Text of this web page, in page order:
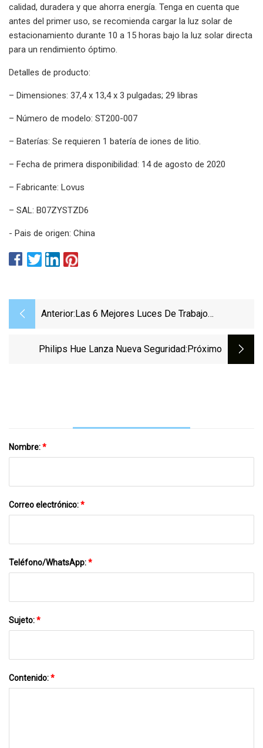
calidad, duradera y que ahorra energía. Tenga en cuenta que
antes del primer uso, se recomienda cargar la luz solar de
estacionamiento durante 10 a 15 horas bajo la luz solar directa
para un rendimiento óptimo.
Detalles de producto:
– Dimensiones: 37,4 x 13,4 x 3 pulgadas; 29 libras
– Número de modelo: ST200-007
– Baterías: Se requieren 1 batería de iones de litio.
– Fecha de primera disponibilidad: 14 de agosto de 2020
– Fabricante: Lovus
– SAL: B07ZYSTZD6
- Pais de origen: China
Anterior: Las 6 Mejores Luces De Trabajo
Trabajo
Philips Hue Lanza Nueva Seguridad:próximo
Nombre:*
Correo electrónico:*
Teléfono/WhatsApp:*
Sujeto:*
Contenido:*